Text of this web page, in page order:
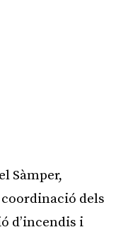
Sàmper,
dels
d’incendis i